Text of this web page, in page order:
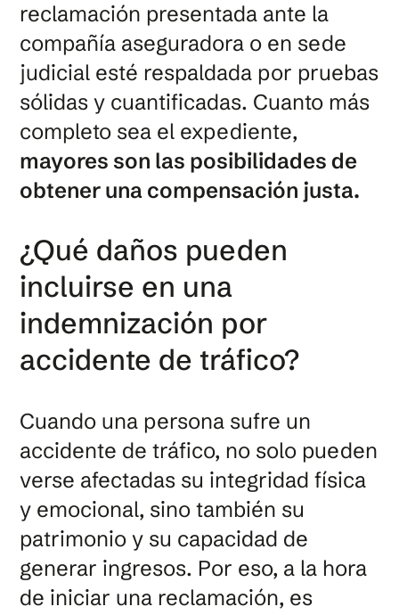
reclamación presentada ante la
compañía aseguradora o en sede
judicial esté respaldada por pruebas
sólidas y cuantificadas. Cuanto más
completo sea el expediente,
mayores son las posibilidades de
obtener una compensación justa.
¿Qué daños pueden
incluirse en una
indemnización por
accidente de tráfico?
Cuando una persona sufre un
accidente de tráfico, no solo pueden
verse afectadas su integridad física
y emocional, sino también su
patrimonio y su capacidad de
generar ingresos. Por eso, a la hora
de iniciar una reclamación, es